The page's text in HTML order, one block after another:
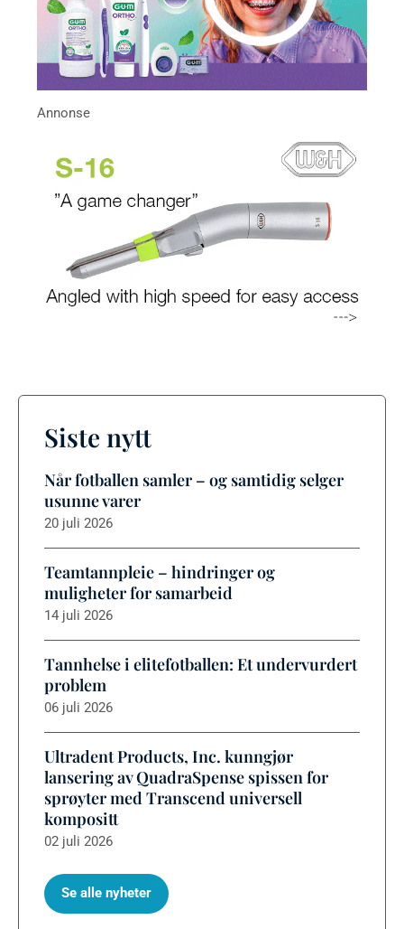
Siste nytt
Når fotballen samler – og samtidig selger
usunne varer
20 juli 2026
Teamtannpleie – hindringer og
muligheter for samarbeid
14 juli 2026
Tannhelse i elitefotballen: Et undervurdert
problem
06 juli 2026
Ultradent Products, Inc. kunngjør
lansering av QuadraSpense spissen for
sprøyter med Transcend universell
kompositt
02 juli 2026
Se alle nyheter